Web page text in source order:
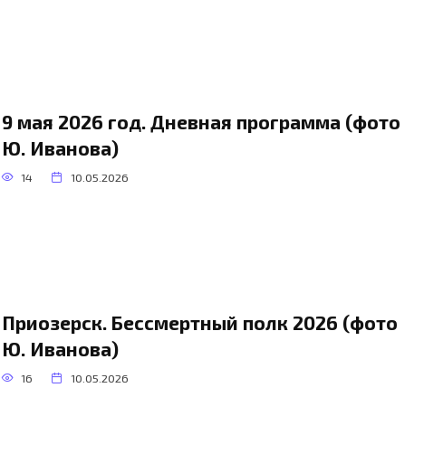
9 мая 2026 год. Дневная программа (фото
Ю. Иванова)
14 10.05.2026
Приозерск. Бессмертный полк 2026 (фото
Ю. Иванова)
16 10.05.2026